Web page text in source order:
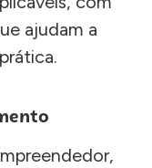
ajudam a